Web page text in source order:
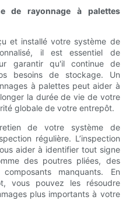
de rayonnage à palettes
et installé votre système de
il est essentiel de
garantir qu'il continue de
besoins de stockage. Un
à palettes peut aider à
la durée de vie de votre
globale de votre entrepôt.
de votre système de
régulière. L’inspection
aider à identifier tout signe
des poutres pliées, des
manquants. En
vous pouvez les résoudre
plus importants à votre